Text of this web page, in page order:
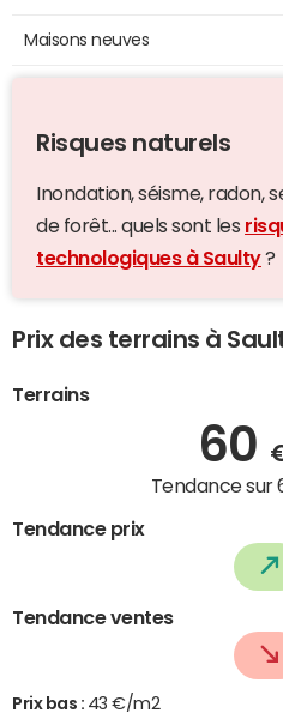
Maisons neuves
Risques naturels
Inondation, séisme, radon,
de forêt... quels sont les
technologiques à Saulty?
Prix des terrains à
Terrains
60
Tendance sur
Tendance prix
Tendance ventes
Prix bas : 43 €/m2